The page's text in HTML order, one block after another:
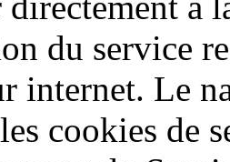
du service
internet. Le
cookies de